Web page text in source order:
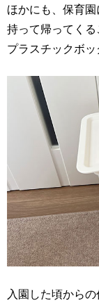
ほかにも、保育
持って帰ってく
プラスチックボッ
入園した頃から